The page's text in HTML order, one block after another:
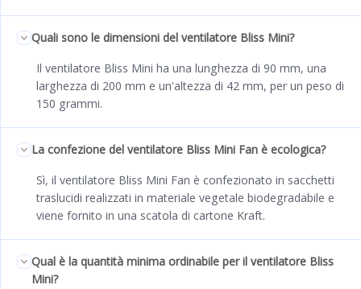
Quali sono le dimensioni del ventilatore Bliss Mini?
Il ventilatore Bliss Mini ha una lunghezza di 90 mm, una
larghezza di 200 mm e un'altezza di 42 mm, per un peso di
150 grammi.
La confezione del ventilatore Bliss Mini Fan è ecologica?
Sì, il ventilatore Bliss Mini Fan è confezionato in sacchetti
traslucidi realizzati in materiale vegetale biodegradabile e
viene fornito in una scatola di cartone Kraft.
Qual è la quantità minima ordinabile per il ventilatore Bliss
Mini?